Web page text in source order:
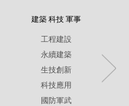
建築 科技 軍事
工程建設
永續建築
生技創新
科技應用
國防軍武